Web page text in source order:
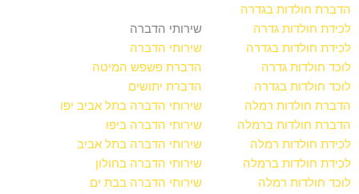
הדברת חולדות בגדרה
לכידת חולדות גדרה
לכידת חולדות בגדרה
לוכד חולדות גדרה
לוכד חולדות בגדרה
הדברת חולדות רמלה
הדברת חולדות ברמלה
לכידת חולדות רמלה
לכידת חולדות ברמלה
לוכד חולדות רמלה
שירותי הדברה
שירותי הדברה
הדברת פשפש המיטה
הדברת יתושים
שירותי הדברה בתל אביב יפו
שירותי הדברה ביפו
שירותי הדברה בתל אביב
שירותי הדברה בחולון
שירותי הדברה בבת ים